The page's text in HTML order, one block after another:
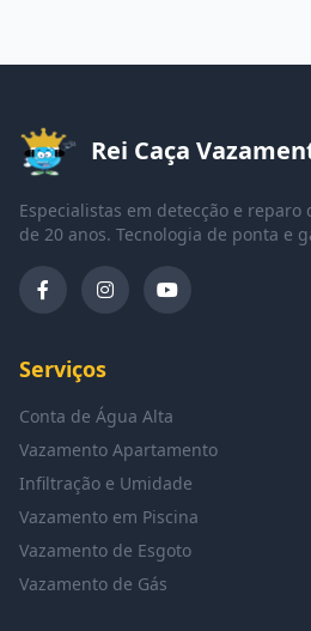
Rei Caça
Especialistas em detecção e reparo
de 20 anos. Tecnologia de ponta e
Serviços
Conta de Água Alta
Vazamento Apartamento
Infiltração e Umidade
Vazamento em Piscina
Vazamento de Esgoto
Vazamento de Gás